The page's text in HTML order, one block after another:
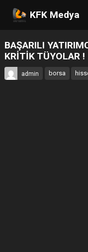
KFK Medya
BAŞARILI
KRİTİK TÜYOLAR !
admin borsa